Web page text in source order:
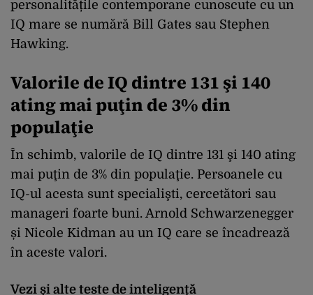
personalitățile contemporane cunoscute cu un
IQ mare se numără Bill Gates sau Stephen
Hawking.
Valorile de IQ dintre 131 şi 140
ating mai puţin de 3% din
populaţie
În schimb, valorile de IQ dintre 131 şi 140 ating
mai puţin de 3% din populaţie. Persoanele cu
IQ-ul acesta sunt specialişti, cercetători sau
manageri foarte buni. Arnold Schwarzenegger
și Nicole Kidman au un IQ care se încadrează
în aceste valori.
Vezi și alte teste de inteligență